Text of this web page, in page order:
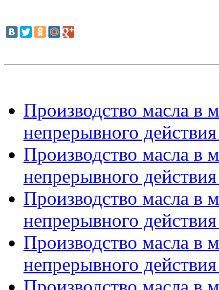
Производство масла в
непрерывного
Производство масла в
непрерывного
Производство масла в
непрерывного
Производство масла в
непрерывного